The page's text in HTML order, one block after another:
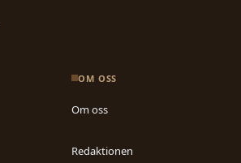
OM OSS
Om oss
Redaktionen